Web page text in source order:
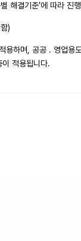
해결기준’에 따라 진
)
용하며, 공공 . 영업용
적용됩니다.